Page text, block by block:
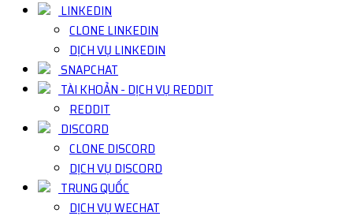
LINKEDIN
CLONE LINKEDIN
DỊCH VỤ LINKEDIN
SNAPCHAT
TÀI KHOẢN - DỊCH VỤ REDDIT
REDDIT
DISCORD
CLONE DISCORD
DỊCH VỤ DISCORD
TRUNG QUỐC
DỊCH VỤ WECHAT